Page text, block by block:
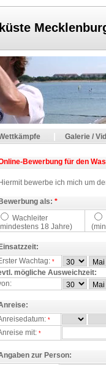
Galerie /
Bewerbung für den
bewerbe ich mich um
Bewerbung als: *
Wachleiter
18 Jahre)
Einsatzzeit:
Wachtag: *
mögliche Ausweichzeit:
*
mit: *
zur Person: